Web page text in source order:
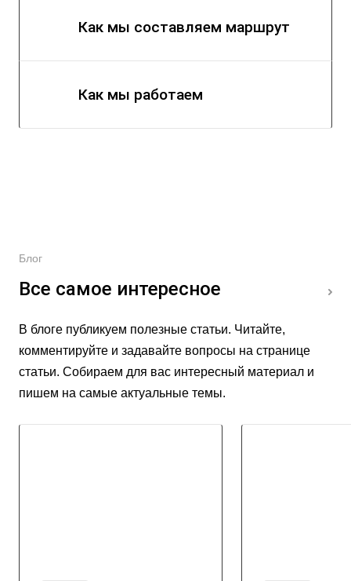
Как мы составляем маршрут
Как мы работаем
Блог
Все самое интересное
В блоге публикуем полезные статьи. Читайте,
комментируйте и задавайте вопросы на странице
статьи. Собираем для вас интересный материал и
пишем на самые актуальные темы.